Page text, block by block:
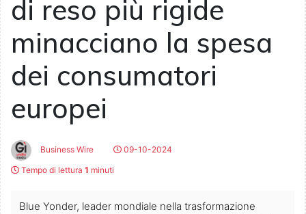
di reso più rigide
minacciano la spesa
dei consumatori
europei
Business Wire
09-10-2024
Tempo di lettura 1 minuti
Blue Yonder, leader mondiale nella trasformazione